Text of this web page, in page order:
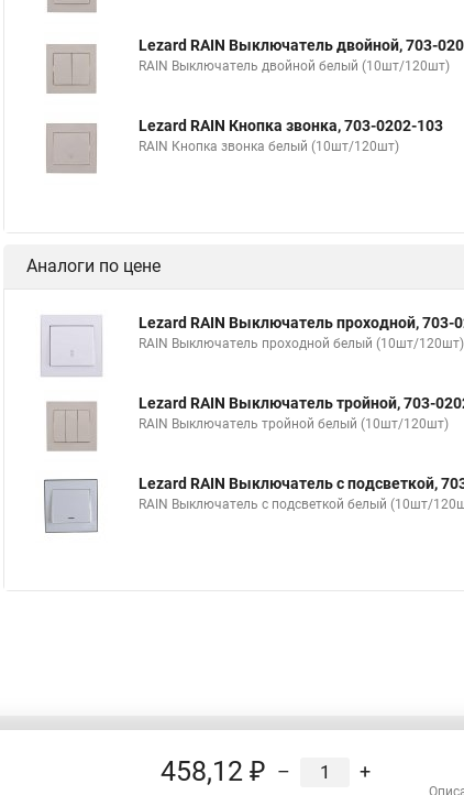
Lezard RAIN Выключатель двойной, 703-
RAIN Выключатель двойной белый (10шт/120шт)
Lezard RAIN Кнопка звонка, 703-0202-103
RAIN Кнопка звонка белый (10шт/120шт)
Аналоги по цене
Lezard RAIN Выключатель проходной, 703-
RAIN Выключатель проходной белый (10шт/120шт)
Lezard RAIN Выключатель тройной, 703-
RAIN Выключатель тройной белый (10шт/120шт)
Lezard RAIN Выключатель с подсветкой,
RAIN Выключатель с подсветкой белый (10шт/
458,12 ₽ – +